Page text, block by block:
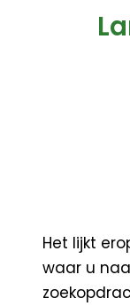
Het lijkt
waar u